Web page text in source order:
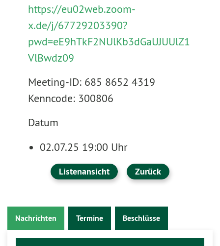
https://eu02web.zoom-
x.de/j/67729203390?
pwd=eE9hTkF2NUlKb3dGaUJUUlZ1
VlBwdz09
Meeting-ID: 685 8652 4319
Kenncode: 300806
Datum
02.07.25 19:00 Uhr
Listenansicht Zurück
Nachrichten Termine Beschlüsse